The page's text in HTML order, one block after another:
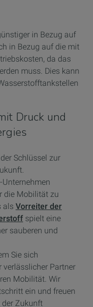
in Bezug auf
in Bezug auf die mit
da das
muss. Dies kann
Druck und
Schlüssel zur
die Mobilität zu
als Vorreiter der
spielt eine
sauberen und
Sie sich
verlässlicher Partner
Mobilität. Wir
ein und freuen
der Zukunft